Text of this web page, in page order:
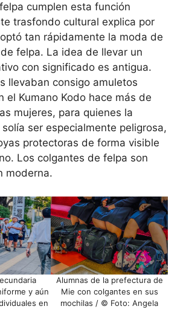
cumplen esta función
trasfondo cultural explica por
tan rápidamente la moda de
felpa. La idea de llevar un
con significado es antigua.
llevaban consigo amuletos
el Kumano Kodo hace más de
mujeres, para quienes la
ser especialmente peligrosa,
protectoras de forma visible
Los colgantes de felpa son
moderna.
y aún
en
Alumnas de la prefectura de
Mie con colgantes en sus
mochilas / © Foto: Angela